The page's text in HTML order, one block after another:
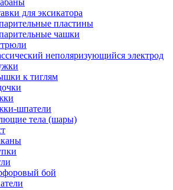
для эксикатора
пластины
чашки
неполяризующийся электрод
к тиглям
шпатели
тела (шары)
бой